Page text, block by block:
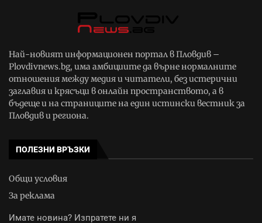
Най-новият информационен портал в Пловдив –
Plovdivnews.bg, има амбициите да върне нормалните
отношения между медия и читатели, без истерични
заглавия и крясъци в онлайн пространството, а в
бъдеще и на страниците на един истински вестник за
Пловдив и региона.
ПОЛЕЗНИ ВРЪЗКИ
Общи условия
За реклама
Имате новина? Изпратете ни я